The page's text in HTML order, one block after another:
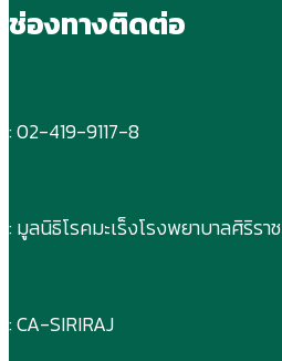
ช่องทางติดต่อ
: 02-419-9117-8
: มูลนิธิโรคมะเร็งโรงพยาบาลศิริราช
: CA-SIRIRAJ